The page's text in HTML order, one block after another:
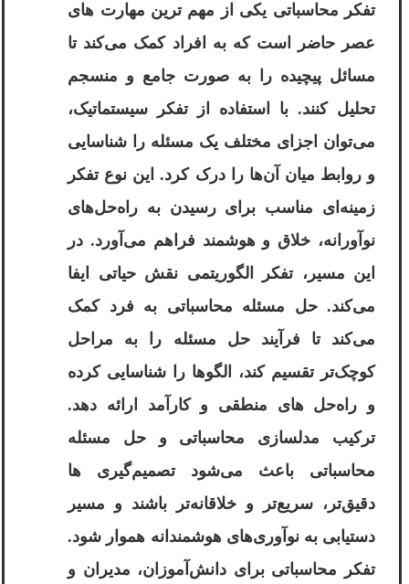
تفکر محاسباتی یکی از مهم‌ ترین مهارت ‌های
عصر حاضر است که به افراد کمک می‌کند تا
مسائل پیچیده را به صورت جامع و منسجم
تحلیل کنند. با استفاده از تفکر سیستماتیک،
می‌توان اجزای مختلف یک مسئله را شناسایی
و روابط میان آن‌ها را درک کرد. این نوع تفکر
زمینه‌ای مناسب برای رسیدن به راه‌حل‌های
نوآورانه، خلاق و هوشمند فراهم می‌آورد. در
این مسیر، تفکر الگوریتمی نقش حیاتی ایفا
می‌کند. حل مسئله محاسباتی به فرد کمک
می‌کند تا فرآیند حل مسئله را به مراحل
کوچک‌تر تقسیم کند، الگوها را شناسایی کرده
و راه‌حل ‌های منطقی و کارآمد ارائه دهد.
ترکیب مدلسازی محاسباتی و حل مسئله
محاسباتی باعث می‌شود تصمیم‌گیری ‌ها
دقیق‌تر، سریع‌تر و خلاقانه‌تر باشند و مسیر
دستیابی به نوآوری‌های هوشمندانه هموار شود.
تفکر محاسباتی برای دانش‌آموزان، مدیران و